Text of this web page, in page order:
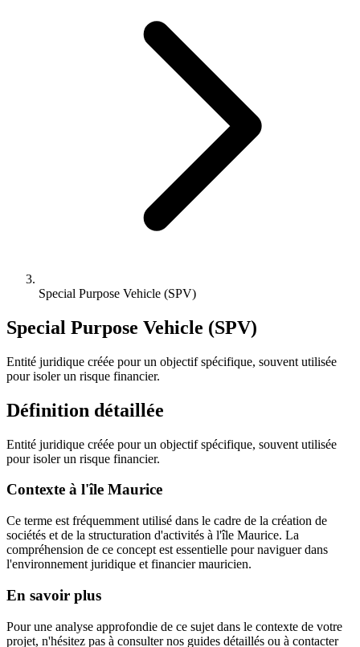
Special Purpose Vehicle (SPV)
Special Purpose Vehicle (SPV)
Entité juridique créée pour un objectif spécifique, souvent utilisée
pour isoler un risque financier.
Définition détaillée
Entité juridique créée pour un objectif spécifique, souvent utilisée
pour isoler un risque financier.
Contexte à l'île Maurice
Ce terme est fréquemment utilisé dans le cadre de la création de
sociétés et de la structuration d'activités à l'île Maurice. La
compréhension de ce concept est essentielle pour naviguer dans
l'environnement juridique et financier mauricien.
En savoir plus
Pour une analyse approfondie de ce sujet dans le contexte de votre
projet, n'hésitez pas à consulter nos guides détaillés ou à contacter